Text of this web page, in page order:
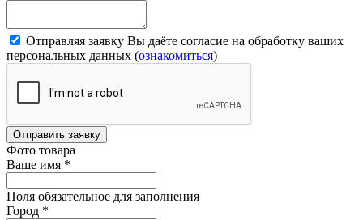
Отправляя заявку Вы даёте согласие на обработку ваших
персональных данных (ознакомиться)
Отправить заявку
Фото товара
Ваше имя *
Поля обязательное для заполнения
Город *